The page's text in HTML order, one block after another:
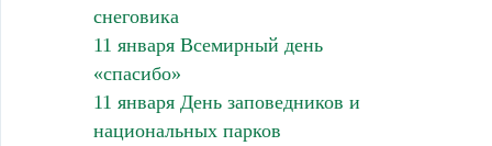
снеговика
11 января Всемирный день
«спасибо»
11 января День заповедников и
национальных парков